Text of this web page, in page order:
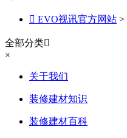
 EVO视讯官方网站 >
全部分类
×
关于我们
装修建材知识
装修建材百科